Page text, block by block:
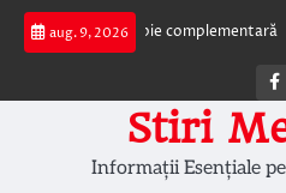
Skip
aug. 9, 2026
ca terapie complementară
Stiri
Informații Esențiale